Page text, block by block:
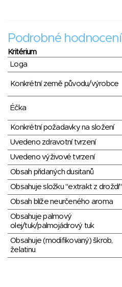
Podrobné hodnocení
Kritérium
Loga
Konkrétní země původu/výrobce
Éčka
Konkrétní požadavky na složení
Uvedeno zdravotní tvrzení
Uvedeno výživové tvrzení
Obsah přidaných dusitanů
Obsahuje složku "extrakt z droždí"
Obsah blíže neurčeného aroma
Obsahuje palmový
olej/tuk/palmojádrový tuk
Obsahuje (modifikovaný) škrob,
želatinu